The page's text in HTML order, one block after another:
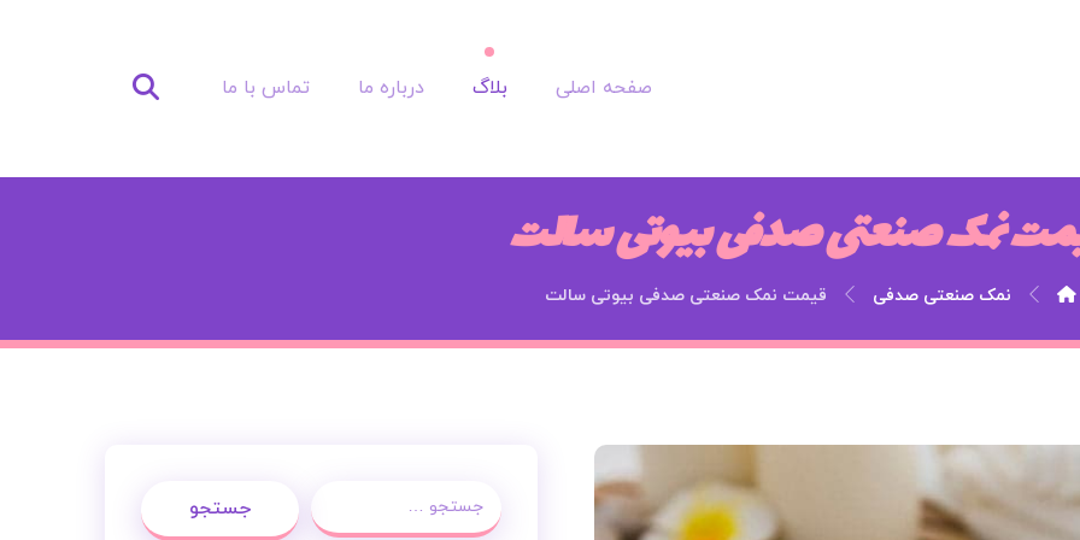
صفحه اصلی بلاگ درباره ما تماس با ما
نمک صنعتی صدفی بیوتی سالت
نمک صنعتی صدفی قیمت نمک صنعتی صدفی بیوتی سالت
جستجو